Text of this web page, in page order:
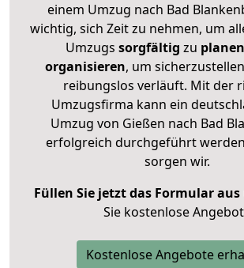
einem Umzug nach Bad
wichtig, sich Zeit zu nehmen, um
Umzugs sorgfältig zu planen
organisieren, um
reibungslos verläuft. Mit der
Umzugsfirma kann ein
Umzug von Gießen nach Bad
erfolgreich durchgeführt
sorgen wir.
Füllen Sie jetzt das Formular aus
Sie kostenlose
Kostenlose Angebote